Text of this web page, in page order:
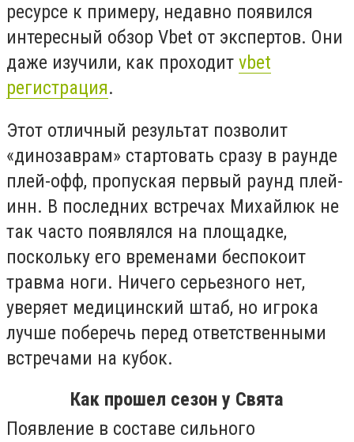
ресурсе к примеру, недавно появился
интересный обзор Vbet от экспертов. Они
даже изучили, как проходит vbet
регистрация.
Этот отличный результат позволит
«динозаврам» стартовать сразу в раунде
плей-офф, пропуская первый раунд плей-
инн. В последних встречах Михайлюк не
так часто появлялся на площадке,
поскольку его временами беспокоит
травма ноги. Ничего серьезного нет,
уверяет медицинский штаб, но игрока
лучше поберечь перед ответственными
встречами на кубок.
Как прошел сезон у Свята
Появление в составе сильного